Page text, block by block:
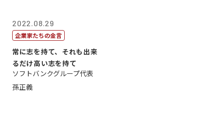
2022.08.29
企業家たちの金言
常に志を持て、それも出来
るだけ高い志を持て
ソフトバンクグループ代表
孫正義